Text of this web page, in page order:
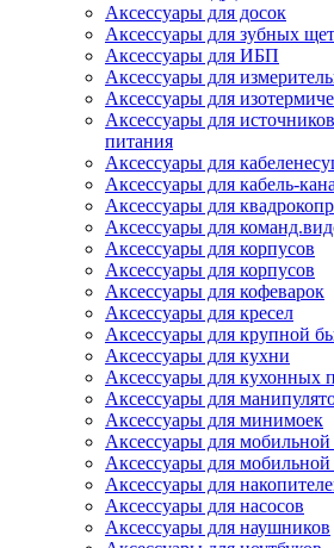
Аксессуары для досок
Аксессуары для зубных
Аксессуары для ИБП
Аксессуары для
Аксессуары для
Аксессуары для
питания
Аксессуары для
Аксессуары для кабель-
Аксессуары для
Аксессуары для
Аксессуары для корпусов
Аксессуары для корпусов
Аксессуары для кофеварок
Аксессуары для кресел
Аксессуары для крупной
Аксессуары для кухни
Аксессуары для кухонных
Аксессуары для
Аксессуары для минимоек
Аксессуары для мобильной
Аксессуары для мобильной
Аксессуары для
Аксессуары для насосов
Аксессуары для наушников